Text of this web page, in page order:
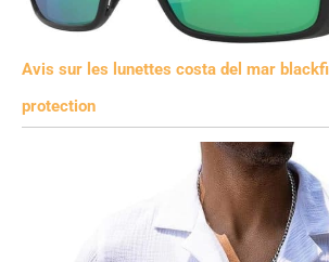
Avis sur les lunettes costa del mar
protection